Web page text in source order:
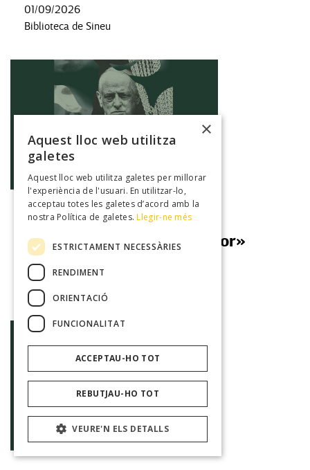
01/09/2026
Biblioteca de Sineu
Exposició
Blai Bonet «De claror i de cor»
10/09/2026
Biblioteca de Muro
Exposició
×
Aquest lloc web utilitza
galetes
Aquest lloc web utilitza galetes per millorar
l'experiència de l'usuari. En utilitzar-lo,
acceptau totes les galetes d’acord amb la
nostra Política de galetes.Llegir-ne més
ESTRICTAMENT NECESSÀRIES
RENDIMENT
ORIENTACIÓ
FUNCIONALITAT
ACCEPTAU-HO TOT
REBUTJAU-HO TOT
VEURE'N ELS DETALLS